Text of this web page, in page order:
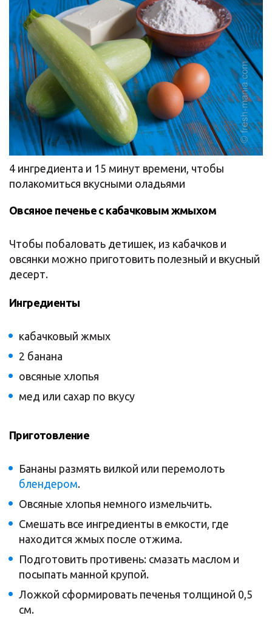
4 ингредиента и 15 минут времени, чтобы
полакомиться вкусными оладьями
Овсяное печенье с кабачковым жмыхом
Чтобы побаловать детишек, из кабачков и
овсянки можно приготовить полезный и вкусный
десерт.
Ингредиенты
кабачковый жмых
2 банана
овсяные хлопья
мед или сахар по вкусу
Приготовление
Бананы размять вилкой или перемолоть
блендером.
Овсяные хлопья немного измельчить.
Смешать все ингредиенты в емкости, где
находится жмых после отжима.
Подготовить противень: смазать маслом и
посыпать манной крупой.
Ложкой сформировать печенья толщиной 0,5
см.